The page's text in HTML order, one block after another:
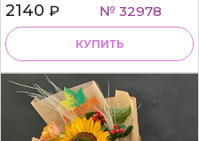
2140 ₽ № 32978
КУПИТЬ